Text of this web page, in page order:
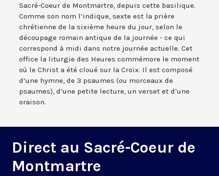
Sacré-Coeur de Montmartre, depuis cette basilique.
Comme son nom l’indique, sexte est la prière
chrétienne de la sixième heure du jour, selon le
découpage romain antique de la journée - ce qui
correspond à midi dans notre journée actuelle. Cet
office la liturgie des Heures commémore le moment
où le Christ a été cloué sur la Croix. Il est composé
d’une hymne, de 3 psaumes (ou morceaux de
psaumes), d’une petite lecture, un verset et d’une
oraison.
Direct au Sacré-Coeur de
Montmartre